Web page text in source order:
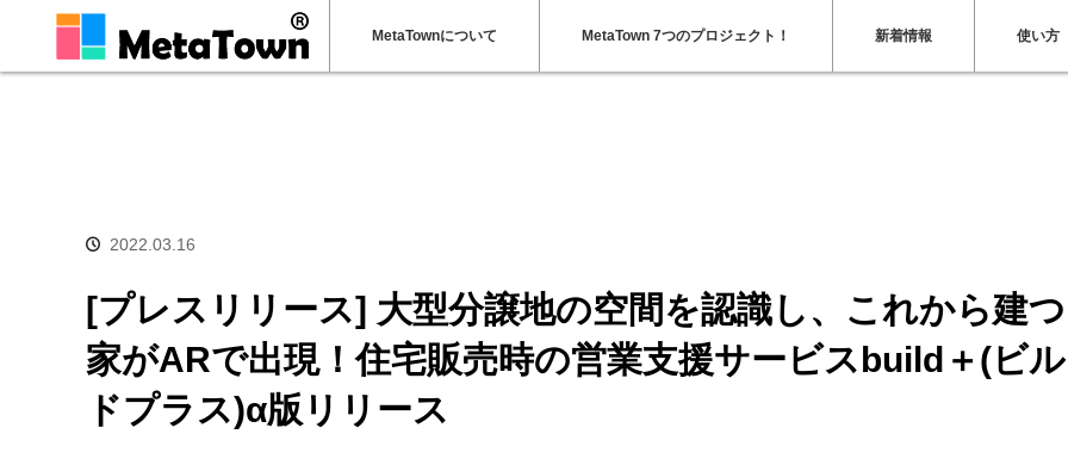
MetaTownについて MetaTown 7つのプロジェクト！ 新着情報 使い方
ホーム
2022.03.16
[プレスリリース] 大型分譲地の空間を認識し、これから建つ
家がARで出現！住宅販売時の営業支援サービスbuild＋(ビル
ドプラス)α版リリース